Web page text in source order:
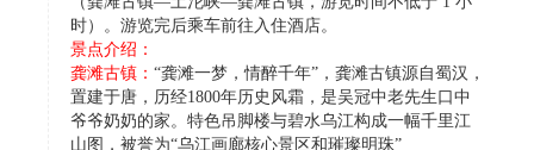
时）。游览完后乘车前往入住酒店。
景点介绍：
龚滩古镇： “龚滩一梦，情醉千年”，龚滩古镇源自蜀汉，
置建于唐，历经1800年历史风霜，是吴冠中老先生口中
爷爷奶奶的家。特色吊脚楼与碧水乌江构成一幅千里江
山图，被誉为“乌江画廊核心景区和璀璨明珠”